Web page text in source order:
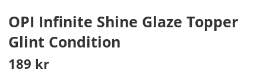
OPI Infinite Shine Glaze Topper
Glint Condition
189 kr